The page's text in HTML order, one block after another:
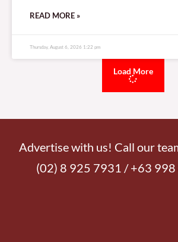
READ MORE »
Thursday, August 6, 2026 1:22 pm
Load More
Advertise with us! Call our
(02) 8 925 7931 / +63